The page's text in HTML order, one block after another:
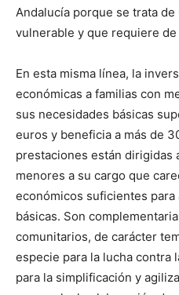
Andalucía porque se trata
vulnerable y que requiere
En esta misma línea, la
económicas a familias con
sus necesidades básicas
euros y beneficia a más de
prestaciones están dirigidas
menores a su cargo que
económicos suficientes
básicas. Son
comunitarios, de carácter
especie para la lucha contra
para la simplificación y